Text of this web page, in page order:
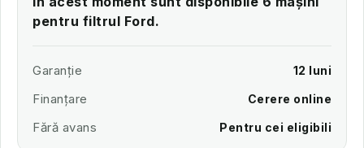
pentru filtrul Ford.
Garanție 12 luni
Finanțare Cerere online
Fără avans Pentru cei eligibili